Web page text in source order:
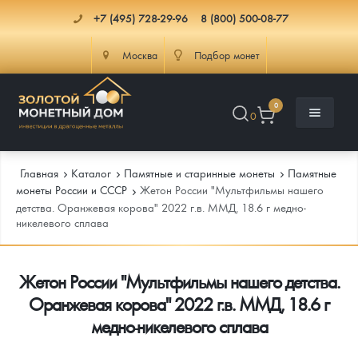
+7 (495) 728-29-96 8 (800) 500-08-77
Москва Подбор монет
0
0
Каталог
Инвестиционные монеты
Монеты Россия и СССР
Памятные и старинные монеты
Как сделать заказ
Подлинность монет
Доставка
Главная Каталог Памятные и старинные монеты
Памятные
монеты России и СССР
Жетон России "Мультфильмы нашего
детства. Оранжевая корова" 2022 г.в. ММД, 18.6 г медно-
никелевого сплава
Жетон России "Мультфильмы нашего детства.
Оранжевая корова" 2022 г.в. ММД, 18.6 г
медно-никелевого сплава